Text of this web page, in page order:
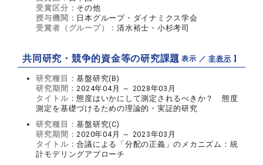
受賞区分： その他
授与機関： 日本グループ・ダイナミクス学会
受賞者（グループ）：清水裕士・小杉考司
共同研究・競争的資金等の研究課題【 表示 ／非表示 】
研究種目：基盤研究(B)
研究期間：2024年04月 ～ 2028年03月
タイトル：態度はいかにして測定されるべきか？ 態度
測定を基礎づけるための理論的・実証的研究
研究種目：基盤研究(C)
研究期間：2020年04月 ～ 2023年03月
タイトル：合議による「分配の正義」のメカニズム：統
計モデリングアプローチ